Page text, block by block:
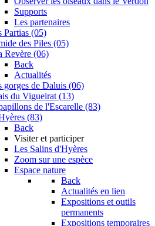
Supports
Les partenaires
Partias (05)
des Piles (05)
Revère (06)
Back
Actualités
gorges de Daluis (06)
du Vigueirat (13)
de l'Escarelle (83)
(83)
Back
Visiter et participer
Les Salins d'Hyères
Zoom sur une espèce
Espace nature
Back
Actualités en lien
Expositions et outils
permanents
Expositions temporaires